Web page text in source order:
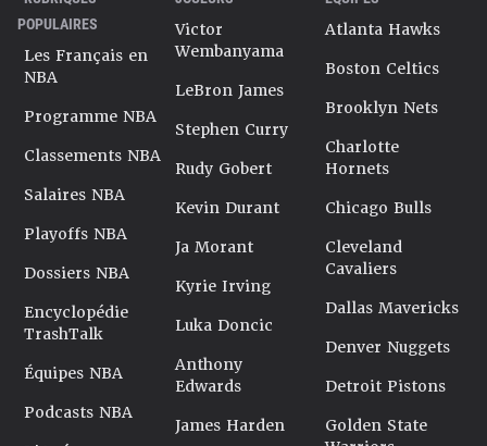
POPULAIRES
Les Français en
NBA
Programme NBA
Classements NBA
Salaires NBA
Playoffs NBA
Dossiers NBA
Encyclopédie
TrashTalk
Équipes NBA
Podcasts NBA
Victor
Wembanyama
LeBron James
Stephen Curry
Rudy Gobert
Kevin Durant
Ja Morant
Kyrie Irving
Luka Doncic
Anthony
Edwards
James Harden
Atlanta Hawks
Boston Celtics
Brooklyn Nets
Charlotte
Hornets
Chicago Bulls
Cleveland
Cavaliers
Dallas Mavericks
Denver Nuggets
Detroit Pistons
Golden State